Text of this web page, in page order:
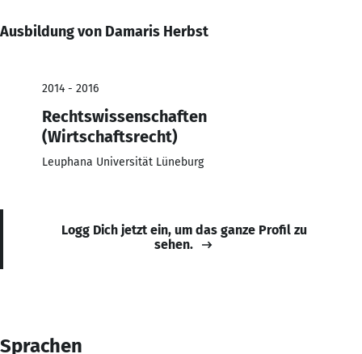
Ausbildung von Damaris Herbst
2014 - 2016
Rechtswissenschaften
(Wirtschaftsrecht)
Leuphana Universität Lüneburg
Logg Dich jetzt ein, um das ganze Profil zu
sehen.
Sprachen